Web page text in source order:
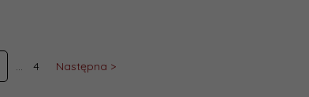
4 Następna >